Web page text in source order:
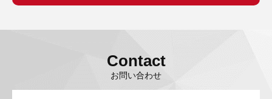
Contact
お問い合わせ